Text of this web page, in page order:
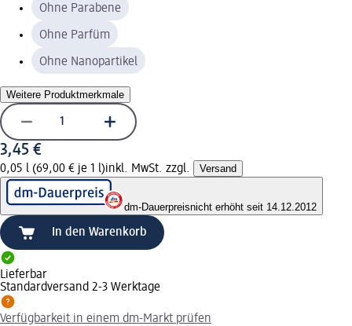
Ohne Parabene
Ohne Parfüm
Ohne Nanopartikel
Weitere Produktmerkmale
3,45 €
0,05 l (69,00 € je 1 l)inkl. MwSt. zzgl. Versand
dm-Dauerpreisnicht erhöht seit 14.12.2012
In den Warenkorb
Lieferbar
Standardversand 2-3 Werktage
Verfügbarkeit in einem dm-Markt prüfen